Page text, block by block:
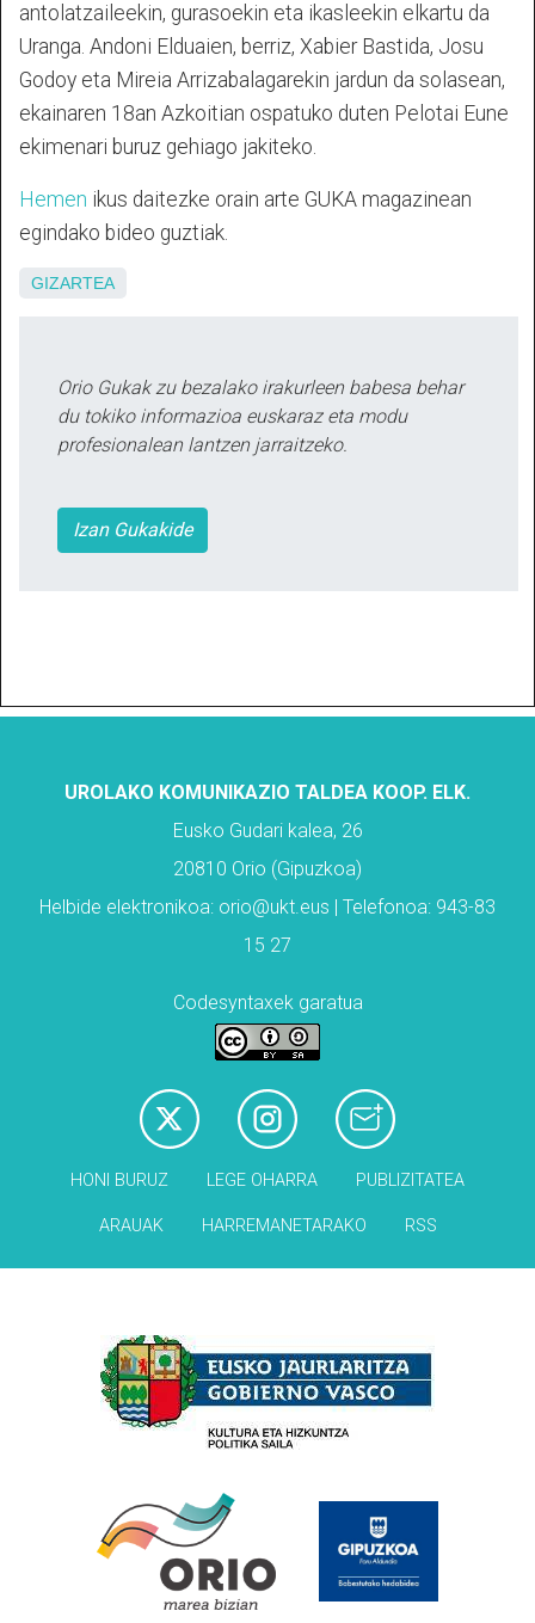
antolatzaileekin, gurasoekin eta ikasleekin elkartu da
Uranga. Andoni Elduaien, berriz, Xabier Bastida, Josu
Godoy eta Mireia Arrizabalagarekin jardun da solasean,
ekainaren 18an Azkoitian ospatuko duten Pelotai Eune
ekimenari buruz gehiago jakiteko.
Hemen ikus daitezke orain arte GUKA magazinean
egindako bideo guztiak.
GIZARTEA
Orio Gukak zu bezalako irakurleen babesa behar
du tokiko informazioa euskaraz eta modu
profesionalean lantzen jarraitzeko.
Izan Gukakide
UROLAKO KOMUNIKAZIO TALDEA KOOP. ELK.
Eusko Gudari kalea, 26
20810 Orio (Gipuzkoa)
Helbide elektronikoa: orio@ukt.eus | Telefonoa: 943-83
15 27
Codesyntaxek garatua
HONI BURUZ LEGE OHARRA PUBLIZITATEA
ARAUAK HARREMANETARAKO RSS